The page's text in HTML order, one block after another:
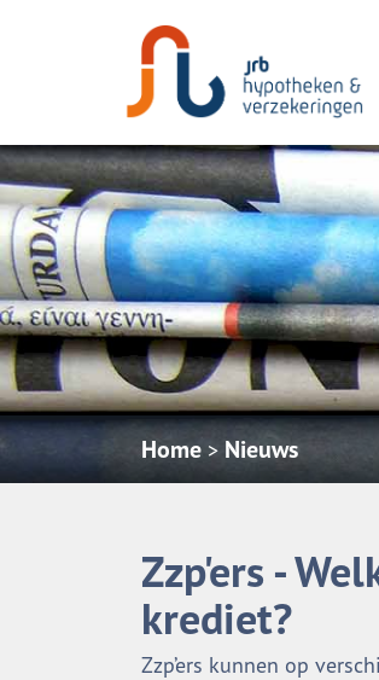
Home > Nieuws
Zzp'ers -
krediet?
Zzp’ers kunnen op